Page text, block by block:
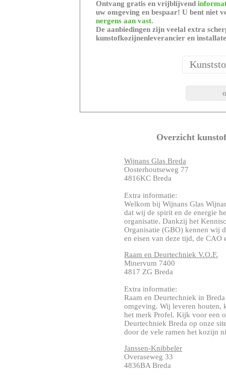
Ontvang gratis en vrijblijvend
uw omgeving en bespaar! U bent niet
nergens aan vast.
De aanbiedingen zijn veelal extra
kunstofkozijnenleverancier en
Overzicht
Wijnans Glas Breda
Oosterhoutseweg 77
4816KC Breda
Extra informatie:
Welkom bij Wijnans Glas
dat wij de spirit en de energie
organisatie. Dankzij het
Organisatie (GBO) kennen wij
en eisen van deze tijd, de CAO
Raam en Deurtechniek V.O.F.
Minervum 7400
4817 ZG Breda
Extra informatie:
Raam en Deurtechniek in
omgeving. Wij leveren houten,
het merk Profel. Kijk voor een
Deurtechniek Breda op onze
door de vele ramen het kozijn
Janssen-Knibbeler
Overaseweg 33
4836BA Breda